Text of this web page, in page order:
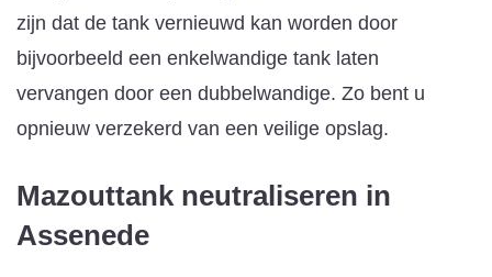
zijn dat de tank vernieuwd kan worden door
bijvoorbeeld een enkelwandige tank laten
vervangen door een dubbelwandige. Zo bent u
opnieuw verzekerd van een veilige opslag.
Mazouttank neutraliseren in
Assenede